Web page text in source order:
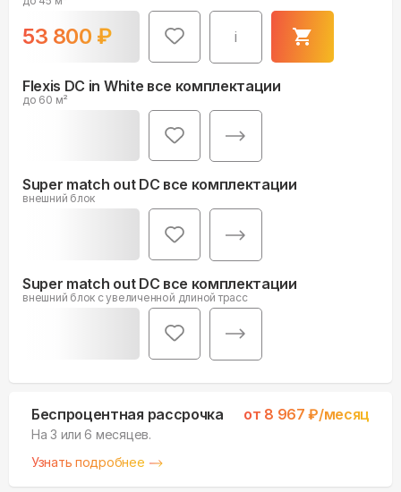
53 800 ₽ i
Flexis DC in White все комплектации
до 60 м²
Super match out DC все комплектации
внешний блок
Super match out DC все комплектации
внешний блок c увеличенной длиной трасс
Беспроцентная рассрочка от 8 967 ₽/месяц
На 3 или 6 месяцев.
Узнать подробнее